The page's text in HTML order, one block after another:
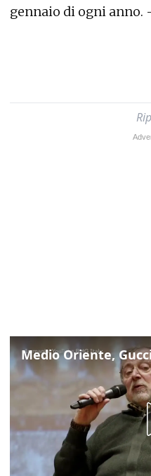
gennaio di ogni anno.